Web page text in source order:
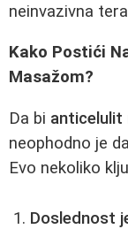
neinvazivna
Kako Postići
Masažom?
Da bi anticelulit
neophodno je
Evo nekoliko
Doslednost